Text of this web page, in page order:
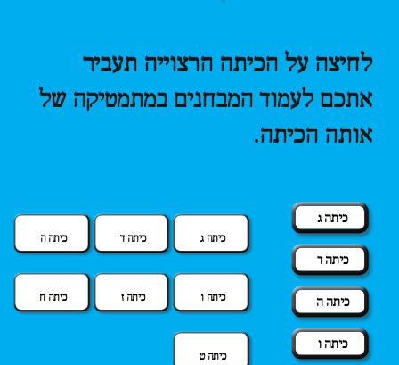
לחיצה על הכיתה הרצוייה תעביר
אתכם לעמוד המבחנים במתמטיקה של
אותה הכיתה.
כיתה ג
כיתה ד
כיתה ה
כיתה ו
כיתה ג כיתה ד כיתה ה
כיתה ו כיתה ז כיתה ח
כיתה ט